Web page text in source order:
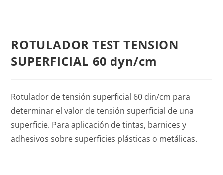
ROTULADOR TEST TENSION
SUPERFICIAL 60 dyn/cm
Rotulador de tensión superficial 60 din/cm para
determinar el valor de tensión superficial de una
superficie. Para aplicación de tintas, barnices y
adhesivos sobre superficies plásticas o metálicas.